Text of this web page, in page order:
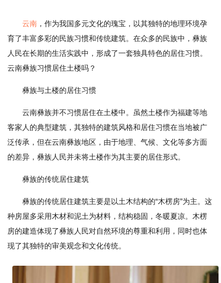
云南 ，作为我国多元文化的瑰宝，以其独特的地理环境孕
育了丰富多彩的民族习惯和传统建筑。在众多的民族中，彝族
人民在长期的生活实践中，形成了一套独具特色的居住习惯。
云南彝族习惯居住土楼吗？
彝族与土楼的居住习惯
云南彝族并不习惯居住在土楼中。虽然土楼作为福建等地
客家人的典型建筑，其独特的建筑风格和居住习惯在当地被广
泛传承，但在云南彝族地区，由于地理、气候、文化等多方面
的差异，彝族人民并未将土楼作为其主要的居住形式。
彝族的传统居住建筑
彝族的传统居住建筑主要是以土木结构的“木楞房”为主。这
种房屋多采用木材和泥土为材料，结构稳固，冬暖夏凉。木楞
房的建造体现了彝族人民对自然环境的尊重和利用，同时也体
现了其独特的审美观念和文化传统。